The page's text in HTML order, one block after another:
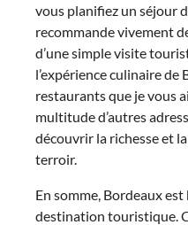
vous planifiez un séjour
recommande vivement
d’une simple visite
l’expérience culinaire de
restaurants que je vous
multitude d’autres
découvrir la richesse et
terroir.
En somme, Bordeaux
destination touristique.